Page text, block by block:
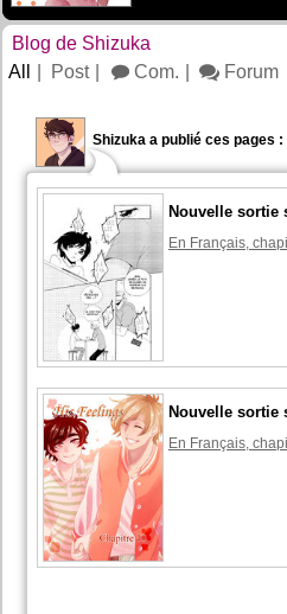
Blog de Shizuka
All
Post Com. Forum
Shizuka a publié ces pages :
Nouvelle sortie
En Français,
Nouvelle sortie
En Français,